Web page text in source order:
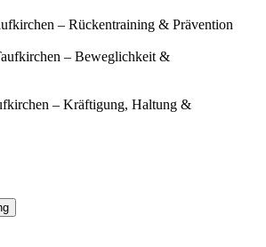
– Rückentraining & Prävention
– Beweglichkeit &
– Kräftigung, Haltung &